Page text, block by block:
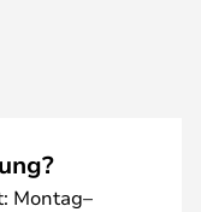
Montag–